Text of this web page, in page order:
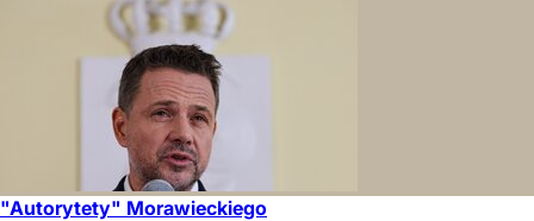
"Autorytety" Morawieckiego